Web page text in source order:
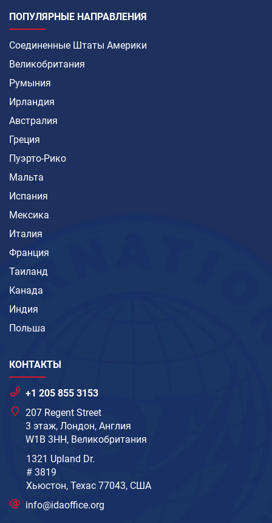
ПОПУЛЯРНЫЕ НАПРАВЛЕНИЯ
Соединенные Штаты Америки
Великобритания
Румыния
Ирландия
Австралия
Греция
Пуэрто-Рико
Мальта
Испания
Мексика
Италия
Франция
Таиланд
Канада
Индия
Польша
КОНТАКТЫ
+1 205 855 3153
207 Regent Street
3 этаж, Лондон, Англия
W1B 3HH, Великобритания
1321 Upland Dr.
# 3819
Хьюстон, Техас 77043, США
info@idaoffice.org